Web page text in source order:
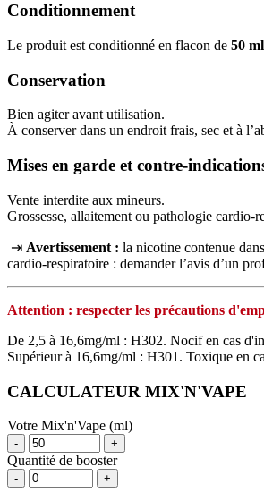
Conditionnement
Le produit est conditionné en flacon de 50 ml
Conservation
Bien agiter avant utilisation.
À conserver dans un endroit frais, sec et à
Mises en garde et contre-
Vente interdite aux mineurs.
Grossesse, allaitement ou pathologie cardio-
⇥ Avertissement : la nicotine contenue
cardio‑respiratoire : demander l’avis d’un
Attention : respecter les précautions
De 2,5 à 16,6mg/ml : H302. Nocif en cas
Supérieur à 16,6mg/ml : H301. Toxique en
CALCULATEUR MIX'N'VAPE
Votre Mix'n'Vape (ml)
- +
Quantité de booster
- +